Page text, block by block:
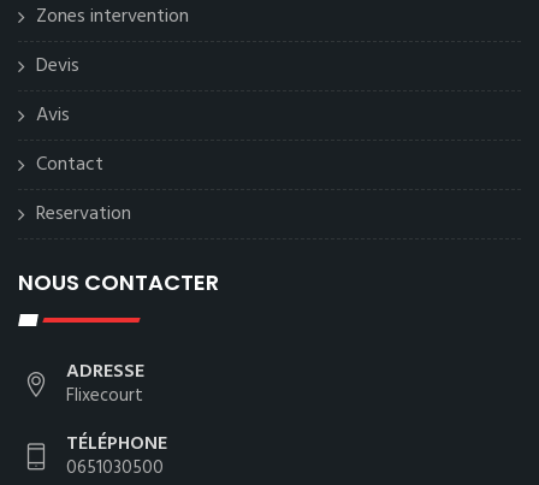
Zones intervention
Devis
Avis
Contact
Reservation
NOUS CONTACTER
ADRESSE
Flixecourt
TÉLÉPHONE
0651030500